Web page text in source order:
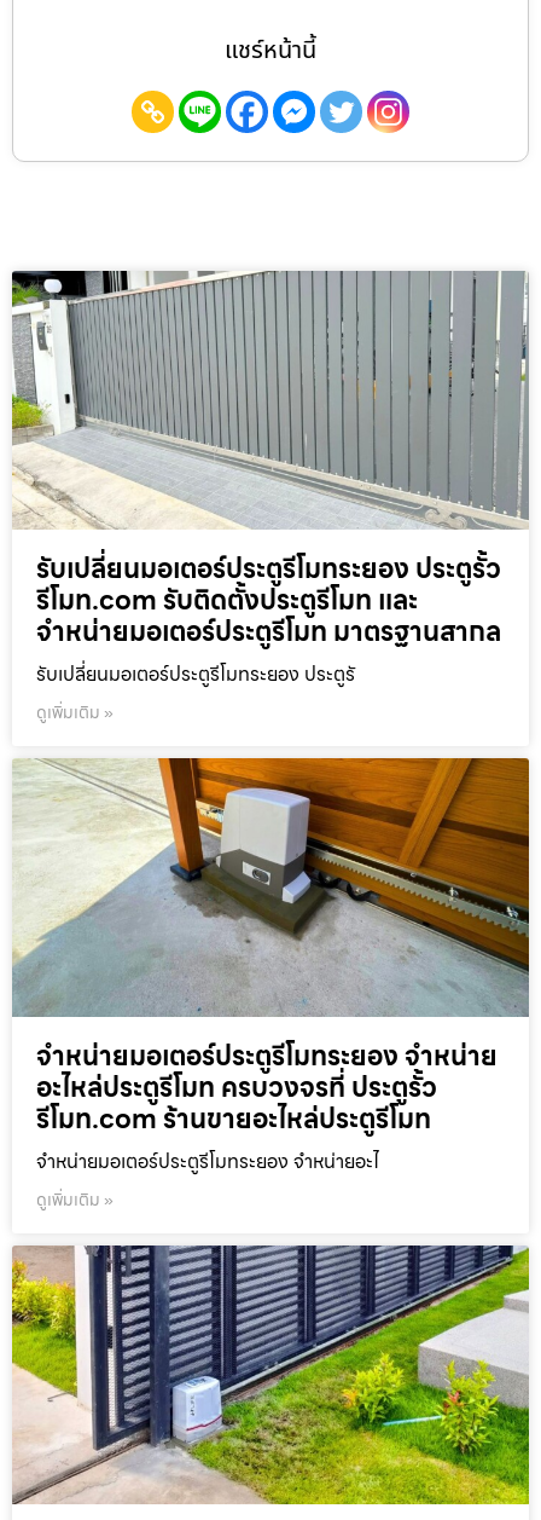
แชร์หน้านี้
รับเปลี่ยนมอเตอร์ประตูรีโมทระยอง ประตูรั้ว
รีโมท.com รับติดตั้งประตูรีโมท และ
จำหน่ายมอเตอร์ประตูรีโมท มาตรฐานสากล
รับเปลี่ยนมอเตอร์ประตูรีโมทระยอง ประตูรั
ดูเพิ่มเติม »
จำหน่ายมอเตอร์ประตูรีโมทระยอง จำหน่าย
อะไหล่ประตูรีโมท ครบวงจรที่ ประตูรั้ว
รีโมท.com ร้านขายอะไหล่ประตูรีโมท
จำหน่ายมอเตอร์ประตูรีโมทระยอง จำหน่ายอะไ
ดูเพิ่มเติม »